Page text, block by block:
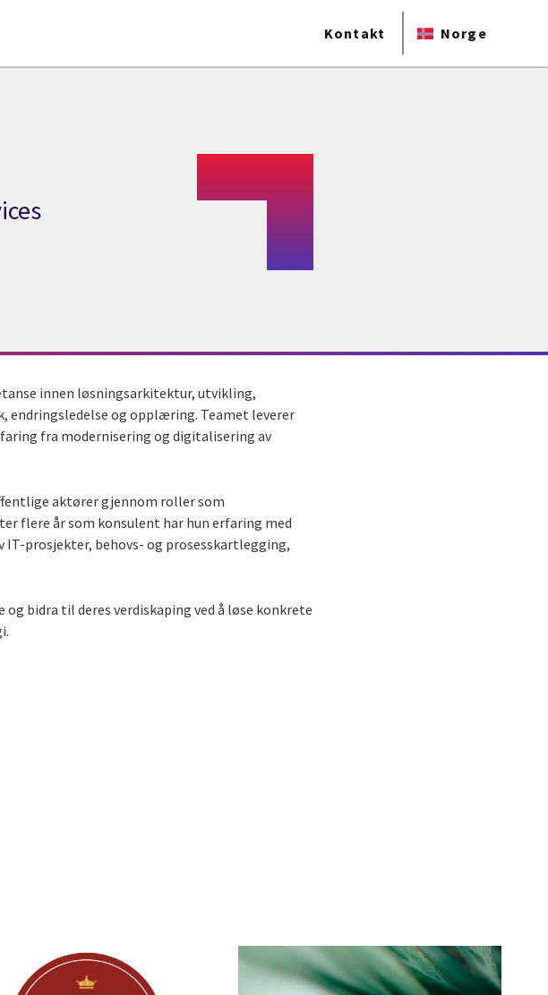
Kontakt Norge
innen løsningsarkitektur, utvikling,
og opplæring. Teamet leverer
fra modernisering og digitalisering av
aktører gjennom roller som
flere år som konsulent har hun erfaring med
prosjekter, behovs- og prosesskartlegging,
bidra til deres verdiskaping ved å løse konkrete